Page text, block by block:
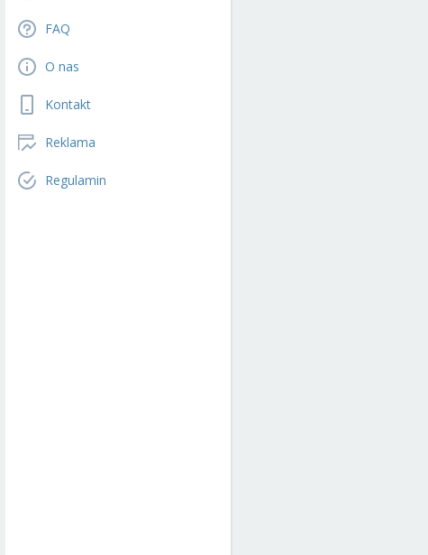
FAQ
O nas
Kontakt
Reklama
Regulamin